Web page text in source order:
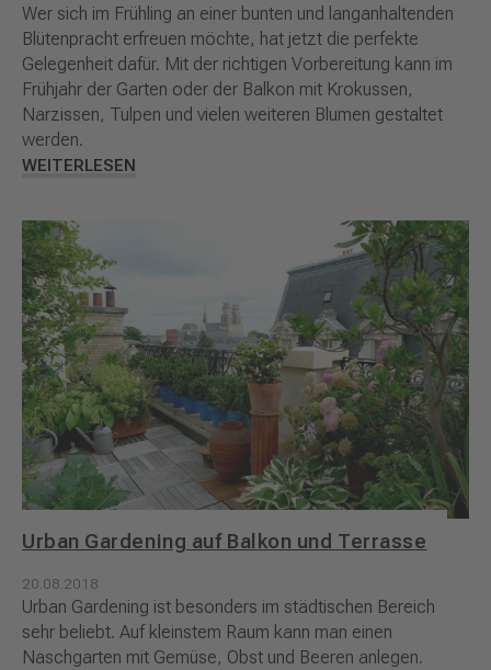
Wer sich im Frühling an einer bunten und langanhaltenden
Blütenpracht erfreuen möchte, hat jetzt die perfekte
Gelegenheit dafür. Mit der richtigen Vorbereitung kann im
Frühjahr der Garten oder der Balkon mit Krokussen,
Narzissen, Tulpen und vielen weiteren Blumen gestaltet
werden.
WEITERLESEN
Urban Gardening auf Balkon und Terrasse
20.08.2018
Urban Gardening ist besonders im städtischen Bereich
sehr beliebt. Auf kleinstem Raum kann man einen
Naschgarten mit Gemüse, Obst und Beeren anlegen.